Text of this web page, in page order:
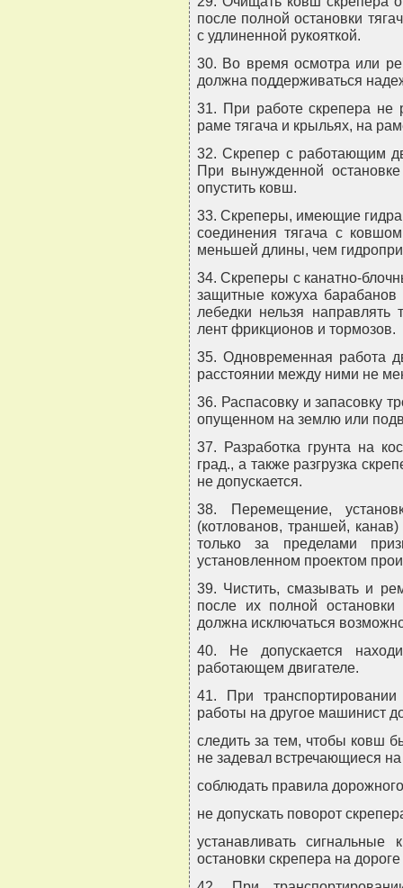
после полной остановки
с удлиненной рукояткой.
30. Во время осмотра или
должна поддерживаться
31. При работе скрепера не
раме тягача и крыльях, на
32. Скрепер с работающим
При вынужденной
опустить ковш.
33. Скреперы, имеющие
соединения тягача с
меньшей длины, чем
34. Скреперы с канатно-
защитные кожуха
лебедки нельзя направлять
лент фрикционов и тормозов.
35. Одновременная работа
расстоянии между ними не
36. Распасовку и запасовку
опущенном на землю или
37. Разработка грунта на
град., а также разгрузка
не допускается.
38. Перемещение,
(котлованов, траншей,
только за пределами
установленном проектом
39. Чистить, смазывать и
после их полной
должна исключаться
40. Не допускается
работающем двигателе.
41. При
работы на другое машинист
следить за тем, чтобы ковш
не задевал встречающиеся
соблюдать правила
не допускать поворот
устанавливать
остановки скрепера на